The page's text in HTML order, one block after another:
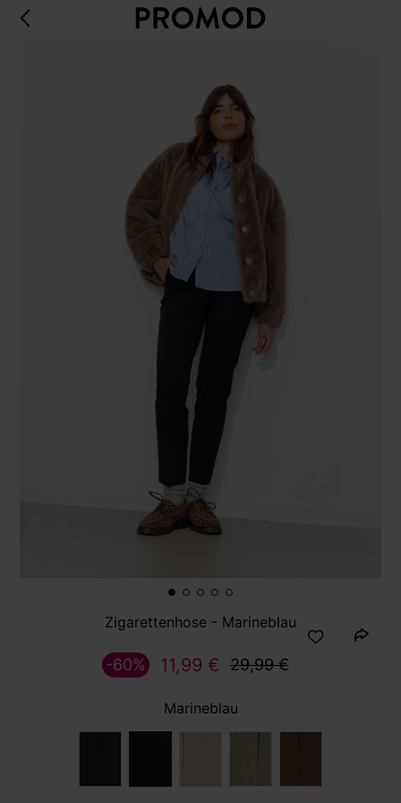
Zigarettenhose - Marineblau
11,99 € 29,99 €
-60%
Marineblau